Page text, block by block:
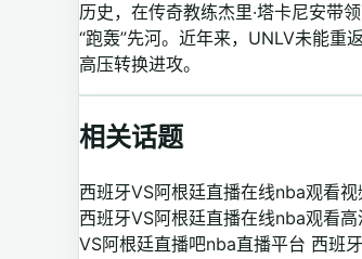
历史，在传奇教练杰里·塔卡尼安带
“跑轰”先河。近年来，UNLV未能重
高压转换进攻。
相关话题
西班牙VS阿根廷直播在线nba观看视
西班牙VS阿根廷直播在线nba观看高
VS阿根廷直播吧nba直播平台 西班